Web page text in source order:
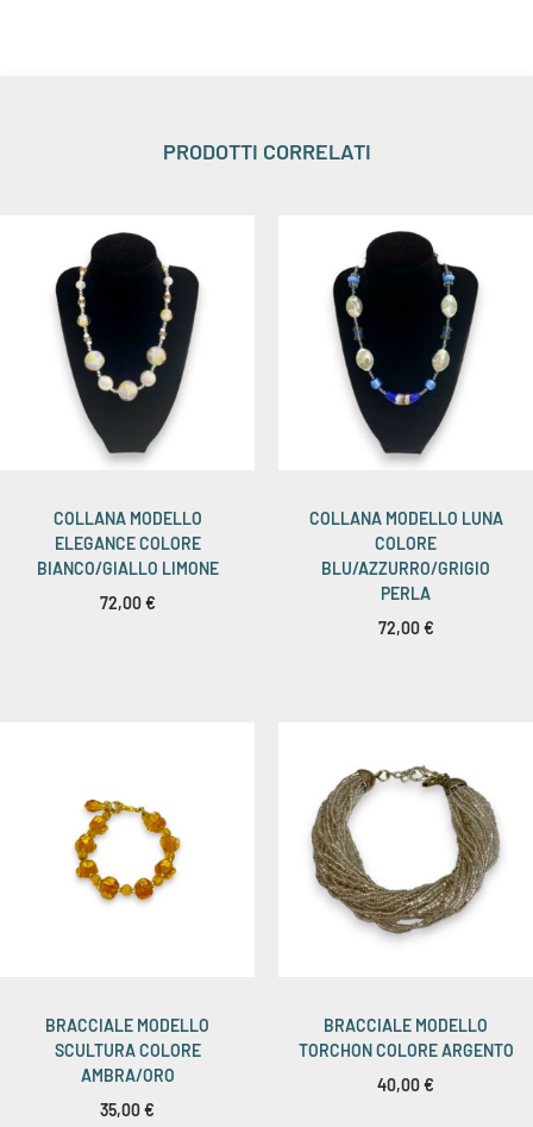
PRODOTTI CORRELATI
COLLANA MODELLO
ELEGANCE COLORE
BIANCO/GIALLO LIMONE
72,00€
COLLANA MODELLO LUNA
COLORE
BLU/AZZURRO/GRIGIO
PERLA
72,00€
BRACCIALE MODELLO
SCULTURA COLORE
AMBRA/ORO
35,00€
BRACCIALE MODELLO
TORCHON COLORE ARGENTO
40,00€